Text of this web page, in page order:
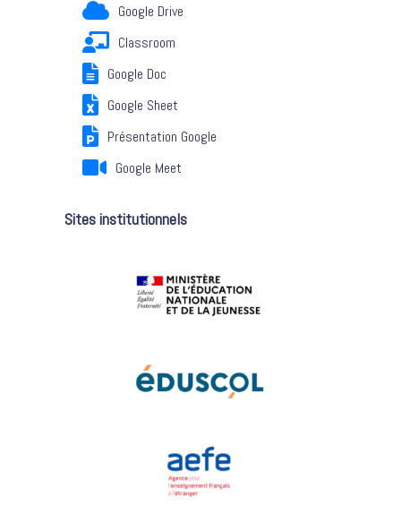
Google Drive
Classroom
Google Doc
Google Sheet
Présentation Google
Google Meet
Sites institutionnels